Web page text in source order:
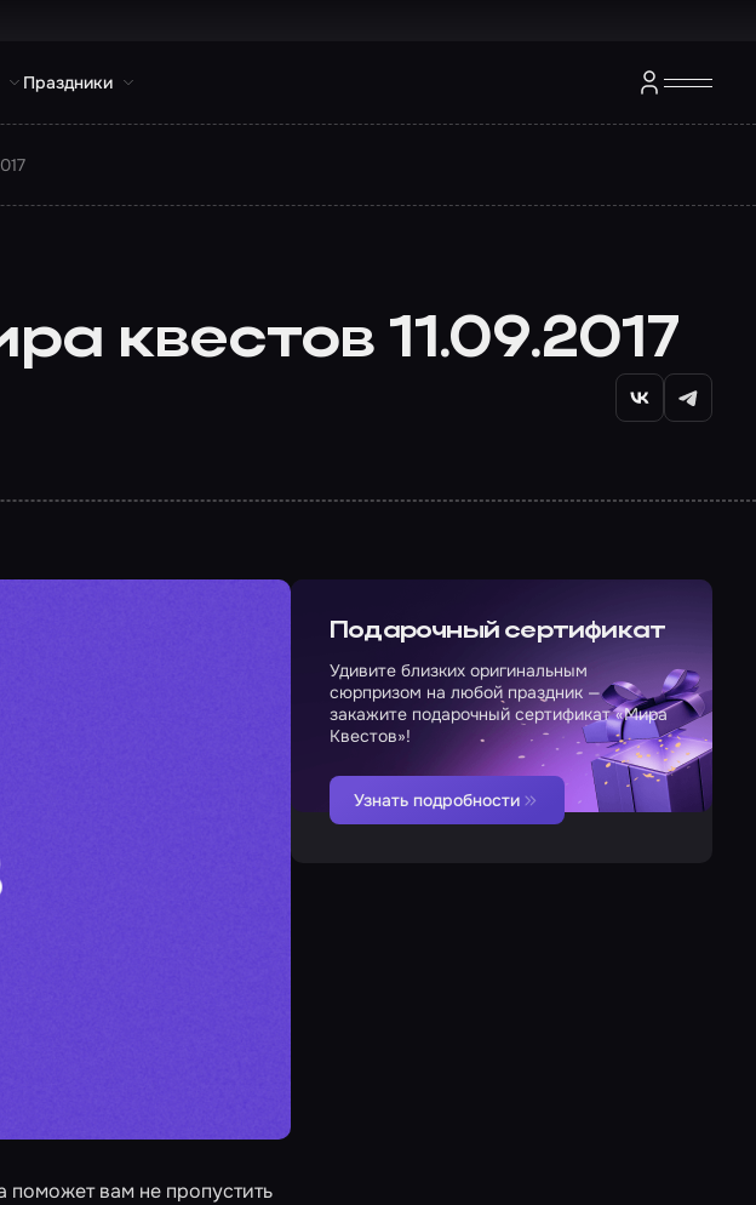
Праздники
квестов 11.09.2017
вам не пропустить
Подарочный сертификат
Удивите близких оригинальным
сюрпризом на любой праздник —
закажите подарочный сертификат «Мира
Квестов»!
Узнать подробности